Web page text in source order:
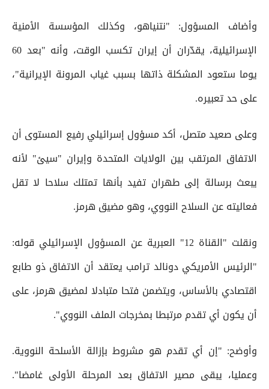
وأضاف المسؤول: "نتنياهو، وكذلك المؤسسة الأمنية
الإسرائيلية، يقدّران أن إيران تكسب الوقت، وأنه "بعد 60
يوما ستعود المشكلة ذاتها بسبب غياب المرونة الإيرانية"،
على حد تعبيره.
وعلى صعيد متصل، أكد مسؤول إسرائيلي رفيع المستوى أن
الاتفاق المرتقب بين الولايات المتحدة وإيران "سيئ" لأنه
يبعث برسالة إلى طهران تفيد بأنها تمتلك سلاحا لا تقل
فعاليته عن السلاح النووي، وهو مضيق هرمز.
ونقلت "القناة 12" العبرية عن المسؤول الإسرائيلي قوله:
"الرئيس الأمريكي دونالد ترامب يعتقد أن الاتفاق ذو طابع
اقتصادي بالأساس، ويتضمن فتحا متبادلا لمضيق هرمز، على
أن يكون أي تقدم مرتبطا بمخرجات الملف النووي".
وأوضح: "إن أي تقدم هو مشروط بإزالة الأسلحة النووية.
وعمليا، يبقى مصير الاتفاق بعد المرحلة الأولى غامضا".